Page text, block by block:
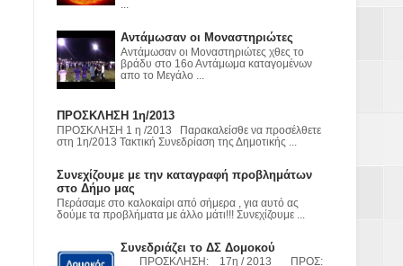
ΧΥΤΑ»
Αντάμωσαν οι Μοναστηριώτες
Αντάμωσαν οι Μοναστηριώτες χθες το
βράδυ στο 16ο Αντάμωμα καταγομένων
απο το Μεγάλο ...
ΠΡΟΣΚΛΗΣΗ 1η/2013
ΠΡΟΣΚΛΗΣΗ 1 η /2013 Παρακαλείσθε να προσέλθετε
στη 1η/2013 Τακτική Συνεδρίαση της Δημοτικής ...
Συνεχίζουμε με την καταγραφή προβλημάτων
στο Δήμο μας
Περάσαμε στο καλοκαίρι από σήμερα , για αυτό ας
δούμε τα προβλήματα με άλλο μάτι!!! Συνεχίζουμε ...
Συνεδριάζει το ΔΣ Δομοκού
ΠΡΟΣΚΛΗΣΗ: 17η / 2013 ΠΡΟΣ: